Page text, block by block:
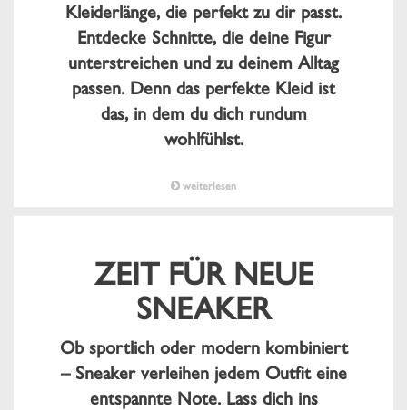
Kleiderlänge, die perfekt zu dir passt.
Entdecke Schnitte, die deine Figur
unterstreichen und zu deinem Alltag
passen. Denn das perfekte Kleid ist
das, in dem du dich rundum
wohlfühlst.
weiterlesen
ZEIT FÜR NEUE
SNEAKER
Ob sportlich oder modern kombiniert
– Sneaker verleihen jedem Outfit eine
entspannte Note. Lass dich ins